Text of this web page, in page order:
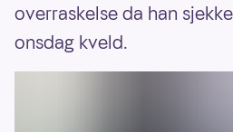
overraskelse da han
onsdag kveld.